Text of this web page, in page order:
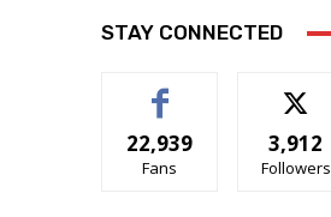
STAY CONNECTED
22,939
Fans
3,912
Followers